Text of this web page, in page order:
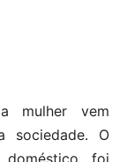
mulher vem
sociedade. O